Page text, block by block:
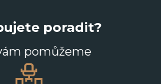
poradit?
pomůžeme